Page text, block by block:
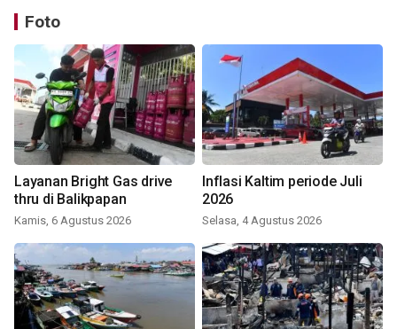
Foto
Layanan Bright Gas drive
thru di Balikpapan
Kamis, 6 Agustus 2026
Inflasi Kaltim periode Juli
2026
Selasa, 4 Agustus 2026